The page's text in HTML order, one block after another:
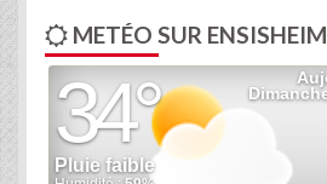
METÉO SUR ENSISHEIM